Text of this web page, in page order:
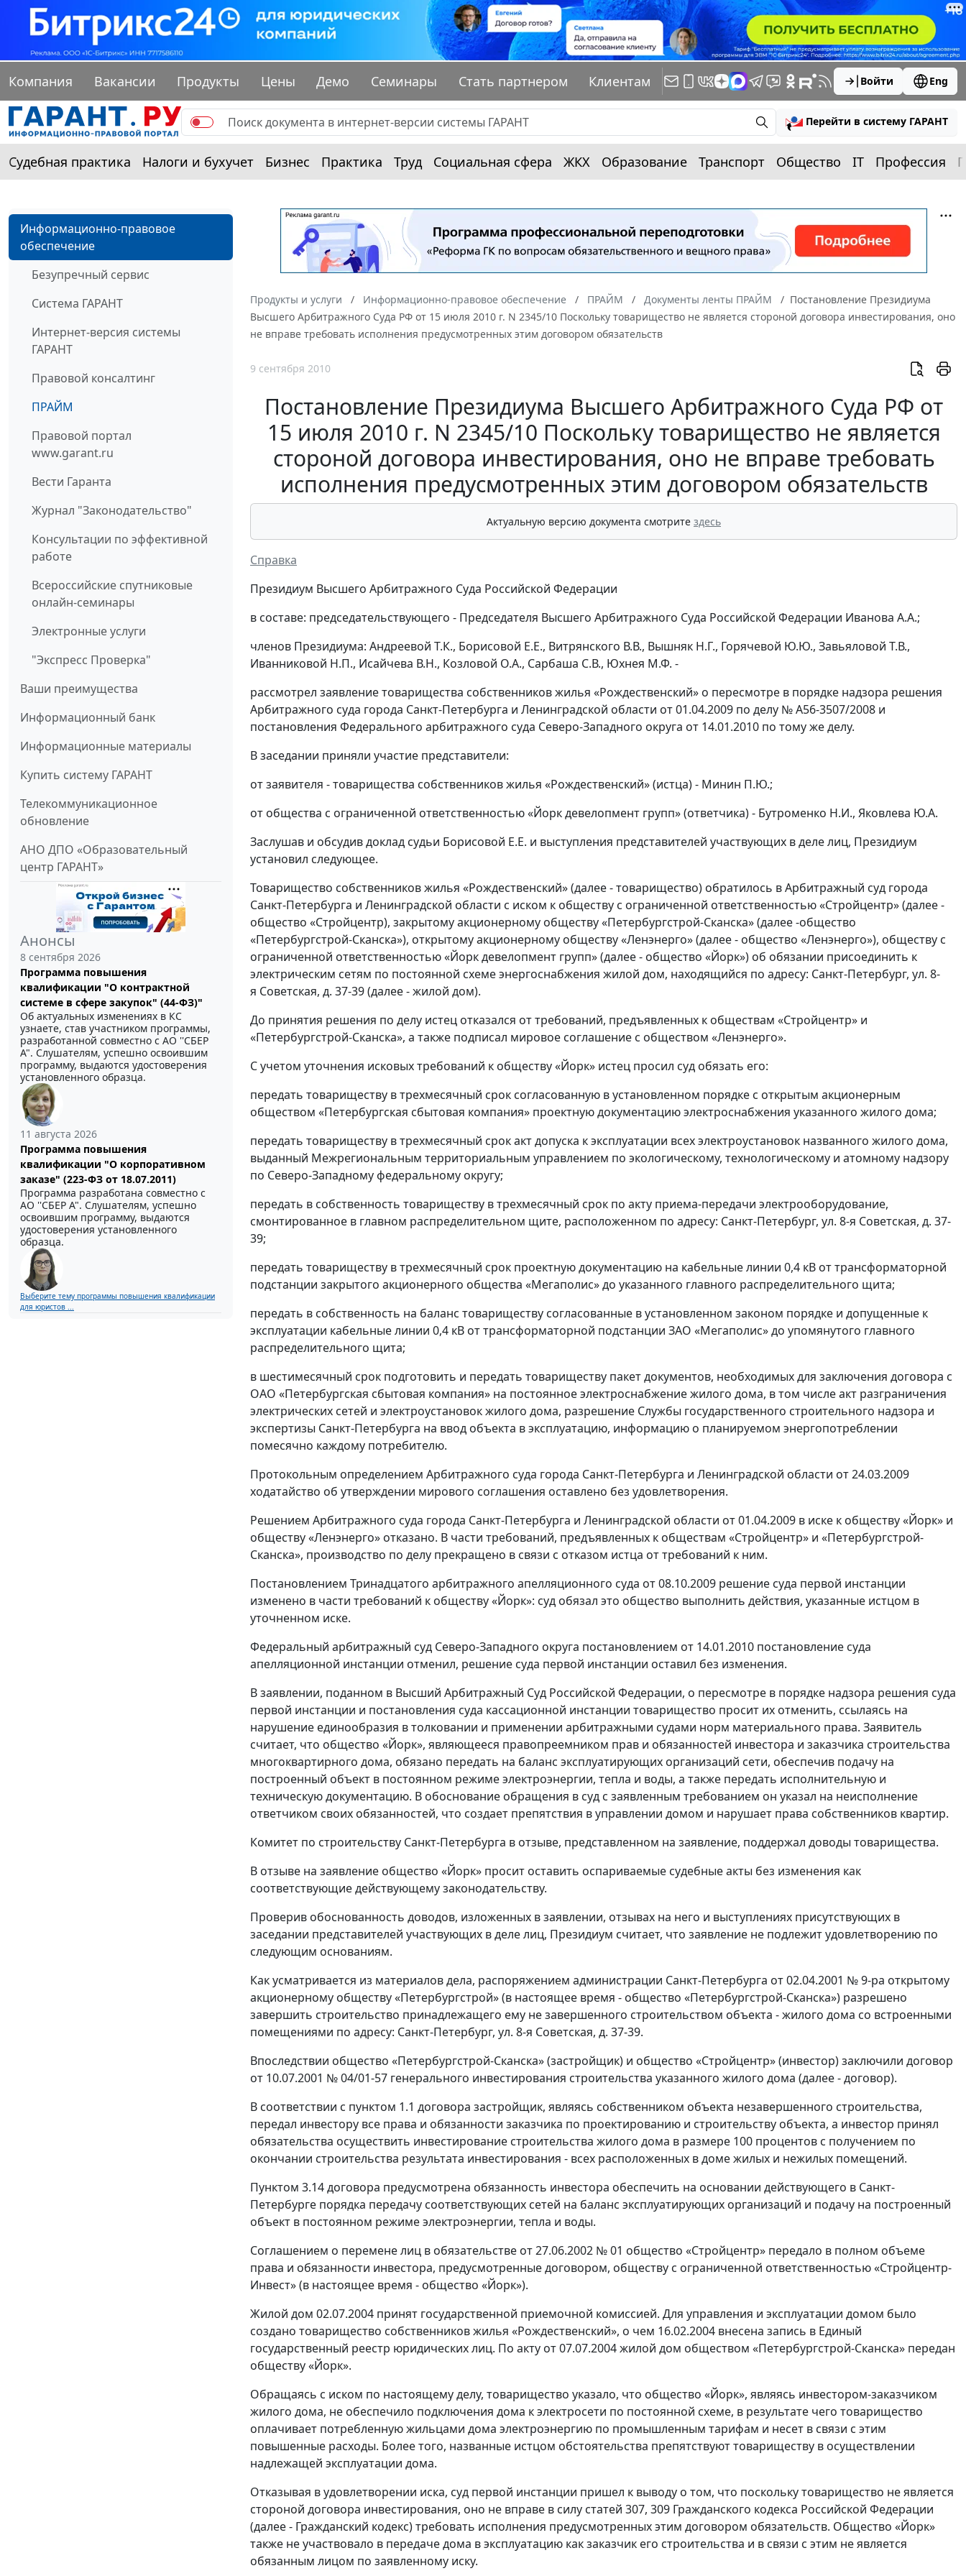
Компания Вакансии Продукты Цены Демо Семинары Стать партнером Клиентам Войти Eng
Перейти в систему ГАРАНТ
Судебная практика Налоги и бухучет Бизнес Практика Труд Социальная сфера ЖКХ Образование Транспорт Общество IT Профессия
Информационно-правовое
обеспечение
Безупречный сервис
Система ГАРАНТ
Интернет-версия системы
ГАРАНТ
Правовой консалтинг
ПРАЙМ
Правовой портал
www.garant.ru
Вести Гаранта
Журнал "Законодательство"
Консультации по эффективной
работе
Всероссийские спутниковые
онлайн-семинары
Электронные услуги
"Экспресс Проверка"
Ваши преимущества
Информационный банк
Информационные материалы
Купить систему ГАРАНТ
Телекоммуникационное
обновление
АНО ДПО «Образовательный
центр ГАРАНТ»
Анонсы
8 сентября 2026
Программа повышения
квалификации "О контрактной
системе в сфере закупок" (44-ФЗ)"
Об актуальных изменениях в КС
узнаете, став участником программы,
разработанной совместно с АО ''СБЕР
А". Слушателям, успешно освоившим
программу, выдаются удостоверения
установленного образца.
11 августа 2026
Программа повышения
квалификации "О корпоративном
заказе" (223-ФЗ от 18.07.2011)
Программа разработана совместно с
АО ''СБЕР А". Слушателям, успешно
освоившим программу, выдаются
удостоверения установленного
образца.
Выберите тему программы повышения квалификации
для юристов ...
Продукты и услуги Информационно-правовое обеспечение ПРАЙМ Документы ленты ПРАЙМ
Постановление Президиума
Высшего Арбитражного Суда РФ от 15 июля 2010 г. N 2345/10 Поскольку товарищество не является стороной договора инвестирования, оно
не вправе требовать исполнения предусмотренных этим договором обязательств
9 сентября 2010
Постановление Президиума Высшего Арбитражного Суда РФ от
15 июля 2010 г. N 2345/10 Поскольку товарищество не является
стороной договора инвестирования, оно не вправе требовать
исполнения предусмотренных этим договором обязательств
Актуальную версию документа смотрите здесь
Справка
Президиум Высшего Арбитражного Суда Российской Федерации
в составе: председательствующего - Председателя Высшего Арбитражного Суда Российской Федерации Иванова А.А.;
членов Президиума: Андреевой Т.К., Борисовой Е.Е., Витрянского В.В., Вышняк Н.Г., Горячевой Ю.Ю., Завьяловой Т.В.,
Иванниковой Н.П., Исайчева В.Н., Козловой О.А., Сарбаша С.В., Юхнея М.Ф. -
рассмотрел заявление товарищества собственников жилья «Рождественский» о пересмотре в порядке надзора решения
Арбитражного суда города Санкт-Петербурга и Ленинградской области от 01.04.2009 по делу № А56-3507/2008 и
постановления Федерального арбитражного суда Северо-Западного округа от 14.01.2010 по тому же делу.
В заседании приняли участие представители:
от заявителя - товарищества собственников жилья «Рождественский» (истца) - Минин П.Ю.;
от общества с ограниченной ответственностью «Йорк девелопмент групп» (ответчика) - Бутроменко Н.И., Яковлева Ю.А.
Заслушав и обсудив доклад судьи Борисовой Е.Е. и выступления представителей участвующих в деле лиц, Президиум
установил следующее.
Товарищество собственников жилья «Рождественский» (далее - товарищество) обратилось в Арбитражный суд города
Санкт-Петербурга и Ленинградской области с иском к обществу с ограниченной ответственностью «Стройцентр» (далее -
общество «Стройцентр), закрытому акционерному обществу «Петербургстрой-Сканска» (далее -общество
«Петербургстрой-Сканска»), открытому акционерному обществу «Ленэнерго» (далее - общество «Ленэнерго»), обществу с
ограниченной ответственностью «Йорк девелопмент групп» (далее - общество «Йорк») об обязании присоединить к
электрическим сетям по постоянной схеме энергоснабжения жилой дом, находящийся по адресу: Санкт-Петербург, ул. 8-
я Советская, д. 37-39 (далее - жилой дом).
До принятия решения по делу истец отказался от требований, предъявленных к обществам «Стройцентр» и
«Петербургстрой-Сканска», а также подписал мировое соглашение с обществом «Ленэнерго».
С учетом уточнения исковых требований к обществу «Йорк» истец просил суд обязать его:
передать товариществу в трехмесячный срок согласованную в установленном порядке с открытым акционерным
обществом «Петербургская сбытовая компания» проектную документацию электроснабжения указанного жилого дома;
передать товариществу в трехмесячный срок акт допуска к эксплуатации всех электроустановок названного жилого дома,
выданный Межрегиональным территориальным управлением по экологическому, технологическому и атомному надзору
по Северо-Западному федеральному округу;
передать в собственность товариществу в трехмесячный срок по акту приема-передачи электрооборудование,
смонтированное в главном распределительном щите, расположенном по адресу: Санкт-Петербург, ул. 8-я Советская, д. 37-
39;
передать товариществу в трехмесячный срок проектную документацию на кабельные линии 0,4 кВ от трансформаторной
подстанции закрытого акционерного общества «Мегаполис» до указанного главного распределительного щита;
передать в собственность на баланс товариществу согласованные в установленном законом порядке и допущенные к
эксплуатации кабельные линии 0,4 кВ от трансформаторной подстанции ЗАО «Мегаполис» до упомянутого главного
распределительного щита;
в шестимесячный срок подготовить и передать товариществу пакет документов, необходимых для заключения договора с
ОАО «Петербургская сбытовая компания» на постоянное электроснабжение жилого дома, в том числе акт разграничения
электрических сетей и электроустановок жилого дома, разрешение Службы государственного строительного надзора и
экспертизы Санкт-Петербурга на ввод объекта в эксплуатацию, информацию о планируемом энергопотреблении
помесячно каждому потребителю.
Протокольным определением Арбитражного суда города Санкт-Петербурга и Ленинградской области от 24.03.2009
ходатайство об утверждении мирового соглашения оставлено без удовлетворения.
Решением Арбитражного суда города Санкт-Петербурга и Ленинградской области от 01.04.2009 в иске к обществу «Йорк» и
обществу «Ленэнерго» отказано. В части требований, предъявленных к обществам «Стройцентр» и «Петербургстрой-
Сканска», производство по делу прекращено в связи с отказом истца от требований к ним.
Постановлением Тринадцатого арбитражного апелляционного суда от 08.10.2009 решение суда первой инстанции
изменено в части требований к обществу «Йорк»: суд обязал это общество выполнить действия, указанные истцом в
уточненном иске.
Федеральный арбитражный суд Северо-Западного округа постановлением от 14.01.2010 постановление суда
апелляционной инстанции отменил, решение суда первой инстанции оставил без изменения.
В заявлении, поданном в Высший Арбитражный Суд Российской Федерации, о пересмотре в порядке надзора решения суда
первой инстанции и постановления суда кассационной инстанции товарищество просит их отменить, ссылаясь на
нарушение единообразия в толковании и применении арбитражными судами норм материального права. Заявитель
считает, что общество «Йорк», являющееся правопреемником прав и обязанностей инвестора и заказчика строительства
многоквартирного дома, обязано передать на баланс эксплуатирующих организаций сети, обеспечив подачу на
построенный объект в постоянном режиме электроэнергии, тепла и воды, а также передать исполнительную и
техническую документацию. В обоснование обращения в суд с заявленным требованием он указал на неисполнение
ответчиком своих обязанностей, что создает препятствия в управлении домом и нарушает права собственников квартир.
Комитет по строительству Санкт-Петербурга в отзыве, представленном на заявление, поддержал доводы товарищества.
В отзыве на заявление общество «Йорк» просит оставить оспариваемые судебные акты без изменения как
соответствующие действующему законодательству.
Проверив обоснованность доводов, изложенных в заявлении, отзывах на него и выступлениях присутствующих в
заседании представителей участвующих в деле лиц, Президиум считает, что заявление не подлежит удовлетворению по
следующим основаниям.
Как усматривается из материалов дела, распоряжением администрации Санкт-Петербурга от 02.04.2001 № 9-ра открытому
акционерному обществу «Петербургстрой» (в настоящее время - общество «Петербургстрой-Сканска») разрешено
завершить строительство принадлежащего ему не завершенного строительством объекта - жилого дома со встроенными
помещениями по адресу: Санкт-Петербург, ул. 8-я Советская, д. 37-39.
Впоследствии общество «Петербургстрой-Сканска» (застройщик) и общество «Стройцентр» (инвестор) заключили договор
от 10.07.2001 № 04/01-57 генерального инвестирования строительства указанного жилого дома (далее - договор).
В соответствии с пунктом 1.1 договора застройщик, являясь собственником объекта незавершенного строительства,
передал инвестору все права и обязанности заказчика по проектированию и строительству объекта, а инвестор принял
обязательства осуществить инвестирование строительства жилого дома в размере 100 процентов с получением по
окончании строительства результата инвестирования - всех расположенных в доме жилых и нежилых помещений.
Пунктом 3.14 договора предусмотрена обязанность инвестора обеспечить на основании действующего в Санкт-
Петербурге порядка передачу соответствующих сетей на баланс эксплуатирующих организаций и подачу на построенный
объект в постоянном режиме электроэнергии, тепла и воды.
Соглашением о перемене лиц в обязательстве от 27.06.2002 № 01 общество «Стройцентр» передало в полном объеме
права и обязанности инвестора, предусмотренные договором, обществу с ограниченной ответственностью «Стройцентр-
Инвест» (в настоящее время - общество «Йорк»).
Жилой дом 02.07.2004 принят государственной приемочной комиссией. Для управления и эксплуатации домом было
создано товарищество собственников жилья «Рождественский», о чем 16.02.2004 внесена запись в Единый
государственный реестр юридических лиц. По акту от 07.07.2004 жилой дом обществом «Петербургстрой-Сканска» передан
обществу «Йорк».
Обращаясь с иском по настоящему делу, товарищество указало, что общество «Йорк», являясь инвестором-заказчиком
жилого дома, не обеспечило подключения дома к электросети по постоянной схеме, в результате чего товарищество
оплачивает потребленную жильцами дома электроэнергию по промышленным тарифам и несет в связи с этим
повышенные расходы. Более того, названные истцом обстоятельства препятствуют товариществу в осуществлении
надлежащей эксплуатации дома.
Отказывая в удовлетворении иска, суд первой инстанции пришел к выводу о том, что поскольку товарищество не является
стороной договора инвестирования, оно не вправе в силу статей 307, 309 Гражданского кодекса Российской Федерации
(далее - Гражданский кодекс) требовать исполнения предусмотренных этим договором обязательств. Общество «Йорк»
также не участвовало в передаче дома в эксплуатацию как заказчик его строительства и в связи с этим не является
обязанным лицом по заявленному иску.